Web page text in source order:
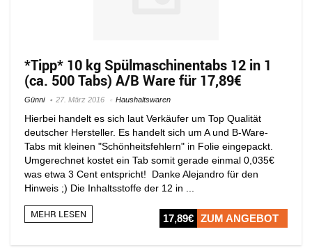
*Tipp* 10 kg Spülmaschinentabs 12 in 1
(ca. 500 Tabs) A/B Ware für 17,89€
Günni 27. März 2016 Haushaltswaren
Hierbei handelt es sich laut Verkäufer um Top Qualität
deutscher Hersteller. Es handelt sich um A und B-Ware-
Tabs mit kleinen "Schönheitsfehlern" in Folie eingepackt.
Umgerechnet kostet ein Tab somit gerade einmal 0,035€
was etwa 3 Cent entspricht! Danke Alejandro für den
Hinweis ;) Die Inhaltsstoffe der 12 in ...
MEHR LESEN 17,89€ ZUM ANGEBOT